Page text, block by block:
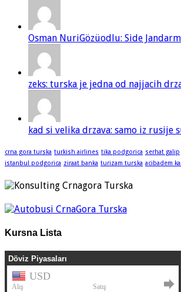
Osman NuriGözüodlu: Side
zeks: turska je jedna od najjacih
kad si velika drzava: samo iz rusije
crna gora turska turkish airlines tika podgorica serhat galip
istanbul podgorica ziraat banka turizam turska acibadem
Kursna Lista